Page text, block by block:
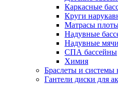
Каркасные
Круги
Матрасы
Надувные
Надувные мячи
СПА бассейны
Химия
Браслеты и системы
Гантели диски для